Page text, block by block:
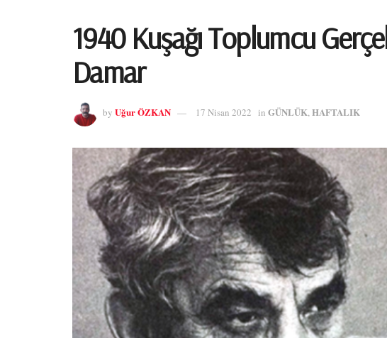
1940 Kuşağı Toplumcu
Damar
by Uğur ÖZKAN 17 Nisan 2022 in GÜNLÜK,HAFTALIK